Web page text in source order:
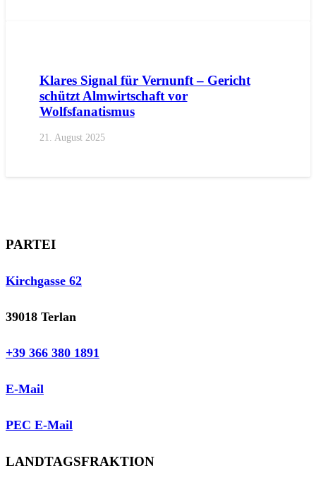
Klares Signal für Vernunft – Gericht
schützt Almwirtschaft vor
Wolfsfanatismus
21. August 2025
PARTEI
Kirchgasse 62
39018 Terlan
+39 366 380 1891
E-Mail
PEC E-Mail
LANDTAGSFRAKTION